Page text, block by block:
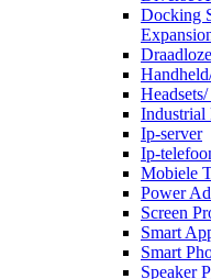
Docking
Industrial
Ip-server
Ip-
Mobiele
Power
Screen
Smart
Smart
Speaker